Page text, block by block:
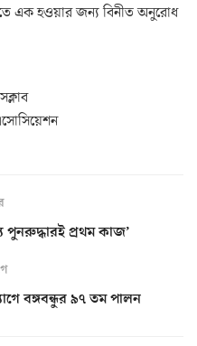
এক হওয়ার জন্য বিনীত অনুরোধ
পুনরুদ্ধারই প্রথম কাজ’
বঙ্গবন্ধুর ৯৭ তম পালন